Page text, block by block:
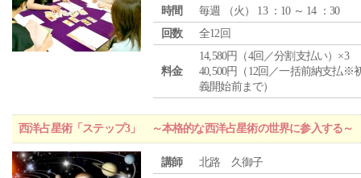
時間
毎週 （火 ） 13 ：10 ～ 14 ：30
回数
全12回
料金
14,580円（4回／分割支払い）×3
40,500円（12回／一括前納支払※
義開始前まで）
西洋占星術「ステップ3」 ～本格的な西洋占星術の世界に参入する～
講師
北路 久御子